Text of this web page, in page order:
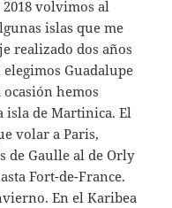
volvimos al
islas que me
realizado dos años
Guadalupe
hemos
isla de Martinica. El
volar a Paris,
de Gaulle al de Orly
Fort-de-France.
En el Karibea